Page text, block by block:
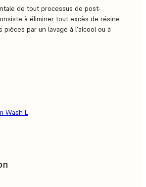
de tout processus de post-
à éliminer tout excès de résine
pièces par un lavage à l'alcool ou à
Wash L